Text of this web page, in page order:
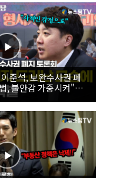
준석, 보완수사권 폐
, 불안감 가중시켜"｜
수사권 폐지 토론회